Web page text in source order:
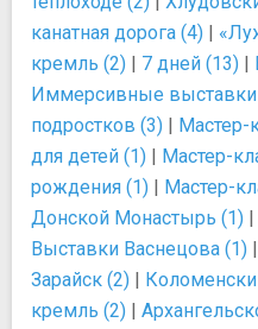
канатная дорога (4) |
кремль (2) | 7 дней (13) |
Иммерсивные выставки
подростков (3) | Мастер-
для детей (1) | Мастер-
рождения (1) | Мастер-
Донской Монастырь (1) |
Выставки Васнецова (1) |
Зарайск (2) |
кремль (2) |